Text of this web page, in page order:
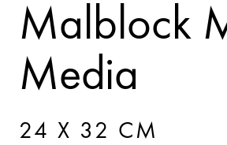
Malblock
Media
24 X 32 CM